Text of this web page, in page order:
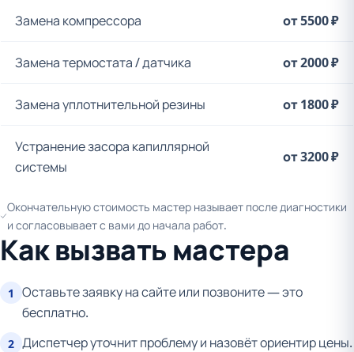
Замена компрессора от 5500 ₽
Замена термостата / датчика от 2000 ₽
Замена уплотнительной резины от 1800 ₽
Устранение засора капиллярной
системы
от 3200 ₽
Окончательную стоимость мастер называет после диагностики
и согласовывает с вами до начала работ.
Как вызвать мастера
1
Оставьте заявку на сайте или позвоните — это
бесплатно.
2 Диспетчер уточнит проблему и назовёт ориентир цены.